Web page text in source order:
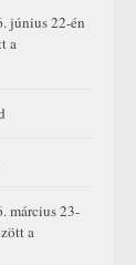
június 22-én
a
március 23-
a